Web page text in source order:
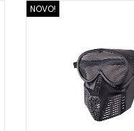
NOVO!